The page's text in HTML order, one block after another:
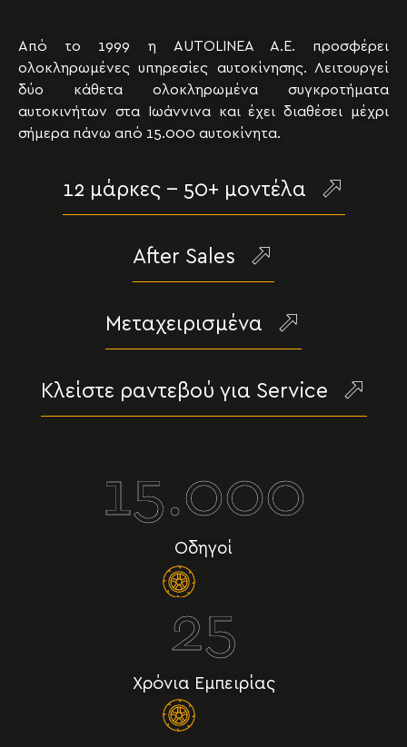
Από το 1999 η AUTOLINEA A.E. προσφέρει
ολοκληρωμένες υπηρεσίες αυτοκίνησης. Λειτουργεί
δύο κάθετα ολοκληρωμένα συγκροτήματα
αυτοκινήτων στα Ιωάννινα και έχει διαθέσει μέχρι
σήμερα πάνω από 15.000 αυτοκίνητα.
12 μάρκες -- 50+ μοντέλα
After Sales
Μεταχειρισμένα
Κλείστε ραντεβού για Service
Οδηγοί
15.000
Χρόνια Εμπειρίας
25